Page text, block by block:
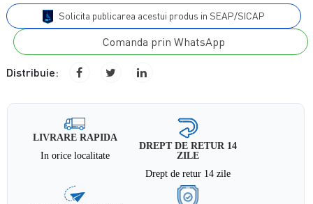
Solicita publicarea acestui produs in SEAP/SICAP
Comanda prin WhatsApp
Distribuie:
LIVRARE RAPIDA
In orice localitate
DREPT DE RETUR 14
ZILE
Drept de retur 14 zile